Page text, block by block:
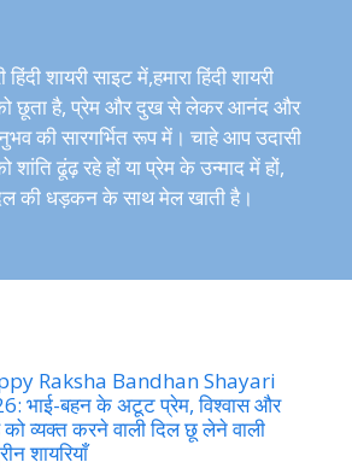
शायरी साइट में,हमारा हिंदी शायरी
को छूता है, प्रेम और दुख से लेकर आनंद और
की सारगर्भित रूप में। चाहे आप उदासी
शांति ढूंढ़ रहे हों या प्रेम के उन्माद में हों,
की धड़कन के साथ मेल खाती है।
Raksha Bandhan Shayari
भाई-बहन के अटूट प्रेम, विश्वास और
व्यक्त करने वाली दिल छू लेने वाली
शायरियाँ